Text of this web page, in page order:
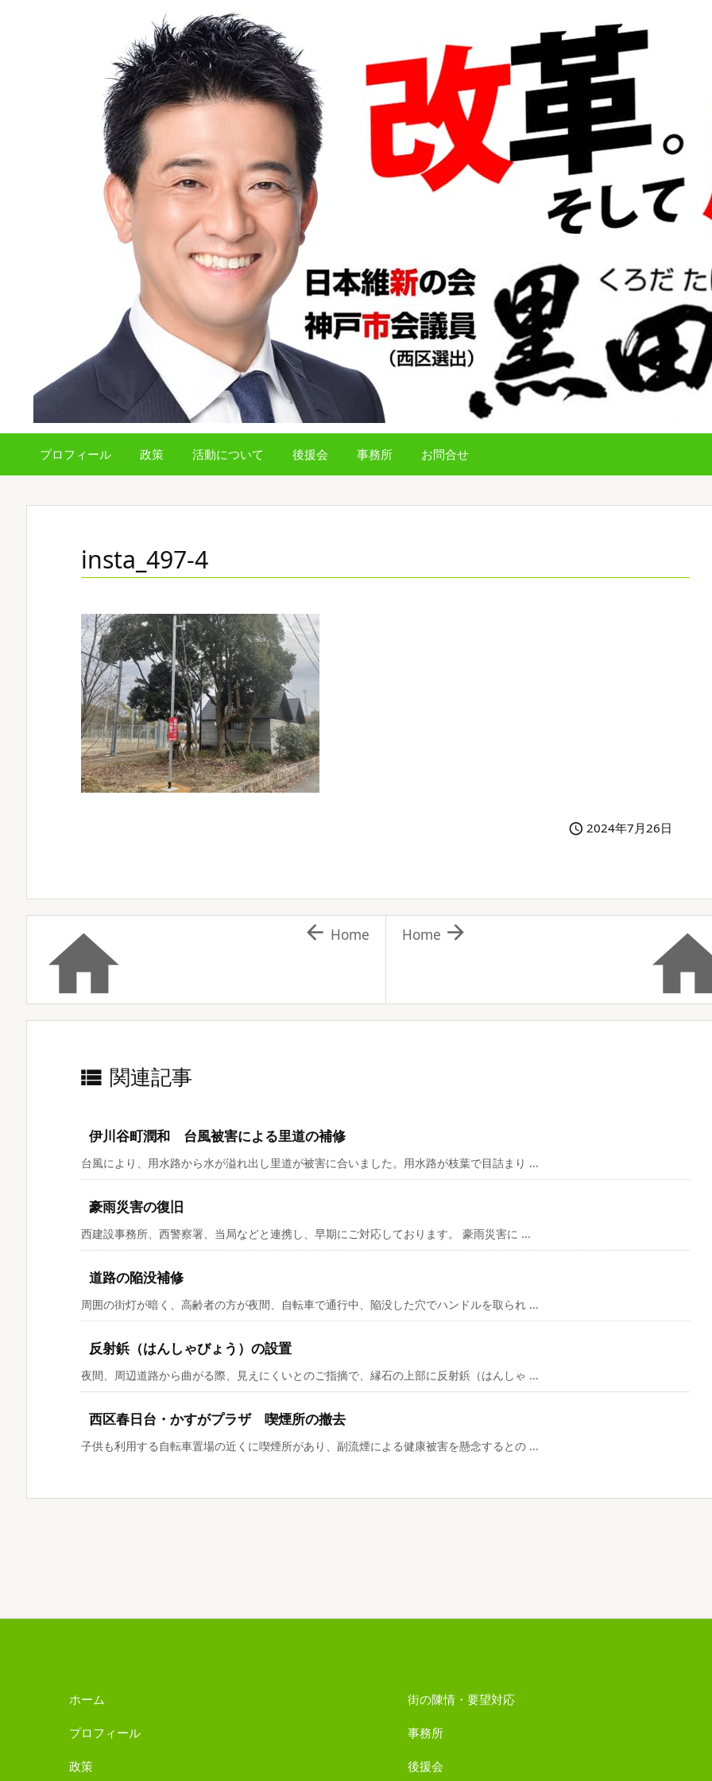
プロフィール 政策 活動について 後援会 事務所 お問合せ
insta_497-4
 2024年7月26日

Home
  Home
 関連記事
伊川谷町潤和 台風被害による里道の補修
台風により、用水路から水が溢れ出し里道が被害に合いました。用水路が枝葉で目詰まり ...
豪雨災害の復旧
西建設事務所、西警察署、当局などと連携し、早期にご対応しております。 豪雨災害に ...
道路の陥没補修
周囲の街灯が暗く、高齢者の方が夜間、自転車で通行中、陥没した穴でハンドルを取られ ...
反射鋲（はんしゃびょう）の設置
夜間、周辺道路から曲がる際、見えにくいとのご指摘で、縁石の上部に反射鋲（はんしゃ ...
西区春日台・かすがプラザ 喫煙所の撤去
子供も利用する自転車置場の近くに喫煙所があり、副流煙による健康被害を懸念するとの ...
ホーム
プロフィール
政策
街の陳情・要望対応
事務所
後援会